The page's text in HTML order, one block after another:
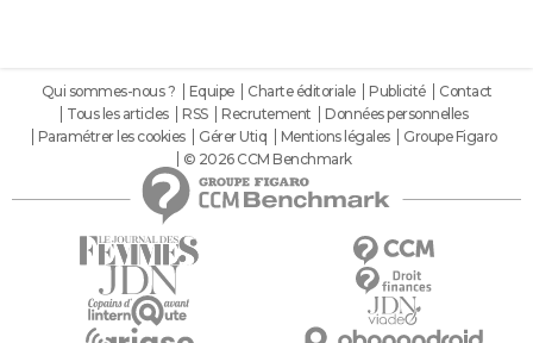
Qui sommes-nous ? Equipe Charte éditoriale Publicité
Contact
Tous les articles
RSS Recrutement
Données personnelles
Paramétrer les cookies
Gérer Utiq Mentions légales
Groupe Figaro
© 2026 CCM Benchmark